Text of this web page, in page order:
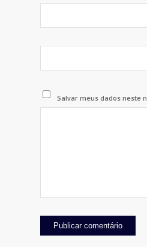
Salvar meus dados neste